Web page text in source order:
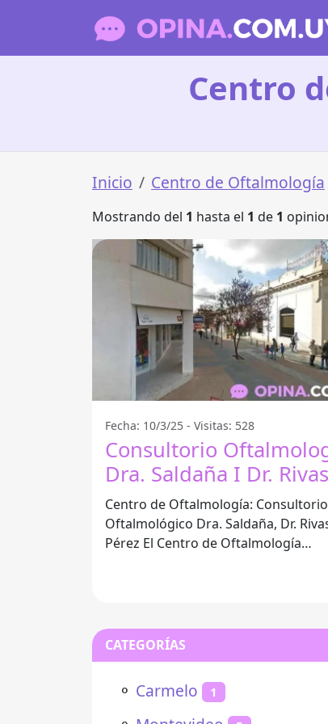
Centro
Inicio Centro de Oftalmología
Mostrando del 1 hasta el 1 de 1
Fecha: 10/3/25 - Visitas: 528
Consultorio
Dra. Saldaña I Dr.
Dr. Pérez - San José De
Mayo
Centro de Oftalmología: Consultorio
Oftalmológico Dra. Saldaña, Dr.
Pérez El Centro de Oftalmología
CATEGORÍAS
⚬ Carmelo 1